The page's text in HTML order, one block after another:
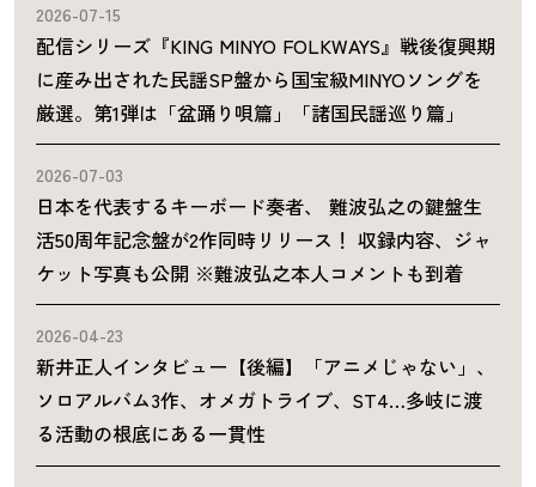
2026-07-15
配信シリーズ『KING MINYO FOLKWAYS』戦後復興期
に産み出された民謡SP盤から国宝級MINYOソングを
厳選。第1弾は「盆踊り唄篇」「諸国民謡巡り篇」
2026-07-03
日本を代表するキーボード奏者、 難波弘之の鍵盤生
活50周年記念盤が2作同時リリース！ 収録内容、ジャ
ケット写真も公開 ※難波弘之本人コメントも到着
2026-04-23
新井正人インタビュー【後編】「アニメじゃない」、
ソロアルバム3作、オメガトライブ、ST4…多岐に渡
る活動の根底にある一貫性